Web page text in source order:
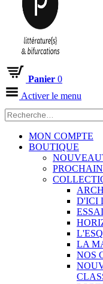
Panier 0
Activer le menu
MON COMPTE
BOUTIQUE
D'ICI
LA
NOS